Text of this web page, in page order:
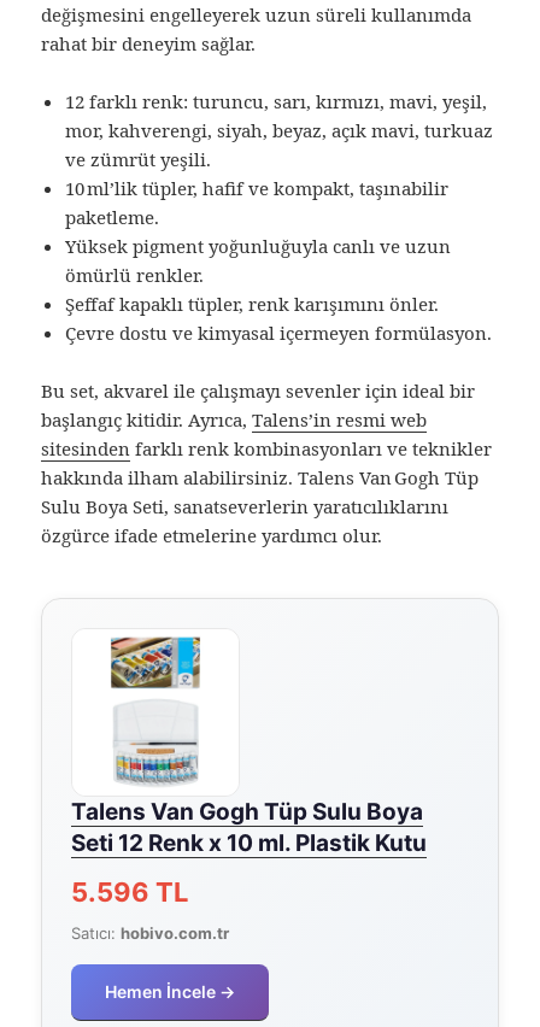
değişmesini engelleyerek uzun süreli kullanımda
rahat bir deneyim sağlar.
12 farklı renk: turuncu, sarı, kırmızı, mavi, yeşil,
mor, kahverengi, siyah, beyaz, açık mavi, turkuaz
ve zümrüt yeşili.
10 ml’lik tüpler, hafif ve kompakt, taşınabilir
paketleme.
Yüksek pigment yoğunluğuyla canlı ve uzun
ömürlü renkler.
Şeffaf kapaklı tüpler, renk karışımını önler.
Çevre dostu ve kimyasal içermeyen formülasyon.
Bu set, akvarel ile çalışmayı sevenler için ideal bir
başlangıç kitidir. Ayrıca,Talens’in resmi web
sitesinden farklı renk kombinasyonları ve teknikler
hakkında ilham alabilirsiniz. Talens Van Gogh Tüp
Sulu Boya Seti, sanatseverlerin yaratıcılıklarını
özgürce ifade etmelerine yardımcı olur.
Talens Van Gogh Tüp Sulu Boya
Seti 12 Renk x 10 ml. Plastik Kutu
5.596 TL
Satıcı:hobivo.com.tr
Hemen İncele →